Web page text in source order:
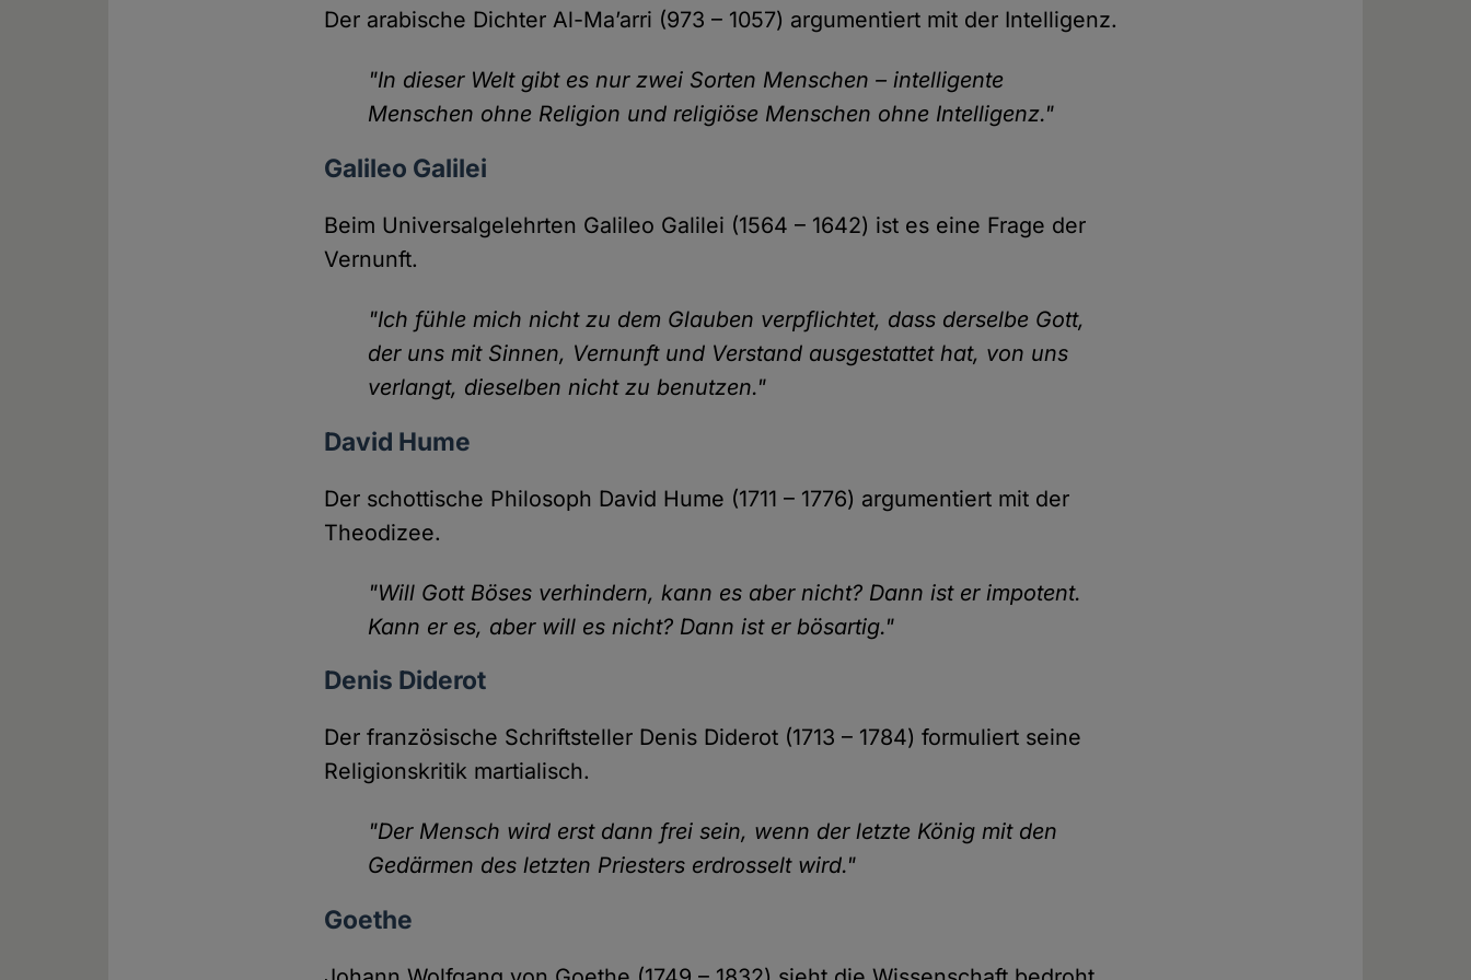
Der arabische Dichter Al-Ma’arri (973 – 1057) argumentiert mit der Intelligenz.
"In dieser Welt gibt es nur zwei Sorten Menschen – intelligente
Menschen ohne Religion und religiöse Menschen ohne Intelligenz."
Galileo Galilei
Beim Universalgelehrten Galileo Galilei (1564 – 1642) ist es eine Frage der
Vernunft.
"Ich fühle mich nicht zu dem Glauben verpflichtet, dass derselbe Gott,
der uns mit Sinnen, Vernunft und Verstand ausgestattet hat, von uns
verlangt, dieselben nicht zu benutzen."
David Hume
Der schottische Philosoph David Hume (1711 – 1776) argumentiert mit der
Theodizee.
"Will Gott Böses verhindern, kann es aber nicht? Dann ist er impotent.
Kann er es, aber will es nicht? Dann ist er bösartig."
Denis Diderot
Der französische Schriftsteller Denis Diderot (1713 – 1784) formuliert seine
Religionskritik martialisch.
"Der Mensch wird erst dann frei sein, wenn der letzte König mit den
Gedärmen des letzten Priesters erdrosselt wird."
Goethe